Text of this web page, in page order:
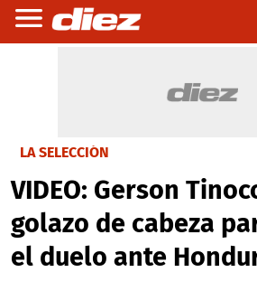
LA SELECCIÓN
VIDEO: Gerson
golazo de cabeza
el duelo ante